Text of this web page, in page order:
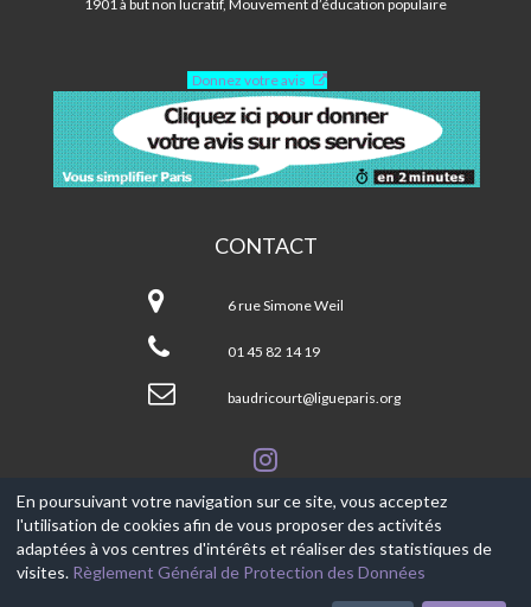
1901 à but non lucratif, Mouvement d’éducation populaire
Donnez votre avis
CONTACT
Baudricourt-
Paris
13ème
6 rue Simone Weil
01 45 82 14 19
baudricourt@ligueparis.org
© 2017-2026, Ce site est propulsé par Aniapps.fr
CGV
En poursuivant votre navigation sur ce site, vous acceptez
l'utilisation de cookies afin de vous proposer des activités
adaptées à vos centres d'intérêts et réaliser des statistiques de
visites. Règlement Général de Protection des Données